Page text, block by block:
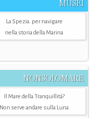
MUSEI
La Spezia. per navigare
nella storia della Marina
NONSOLOMARE
Il Mare della Tranquillità?
Non serve andare sulla Luna